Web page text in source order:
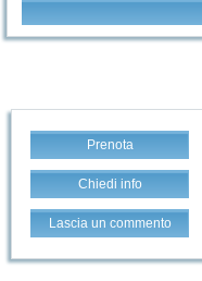
Prenota
Chiedi info
Lascia un commento